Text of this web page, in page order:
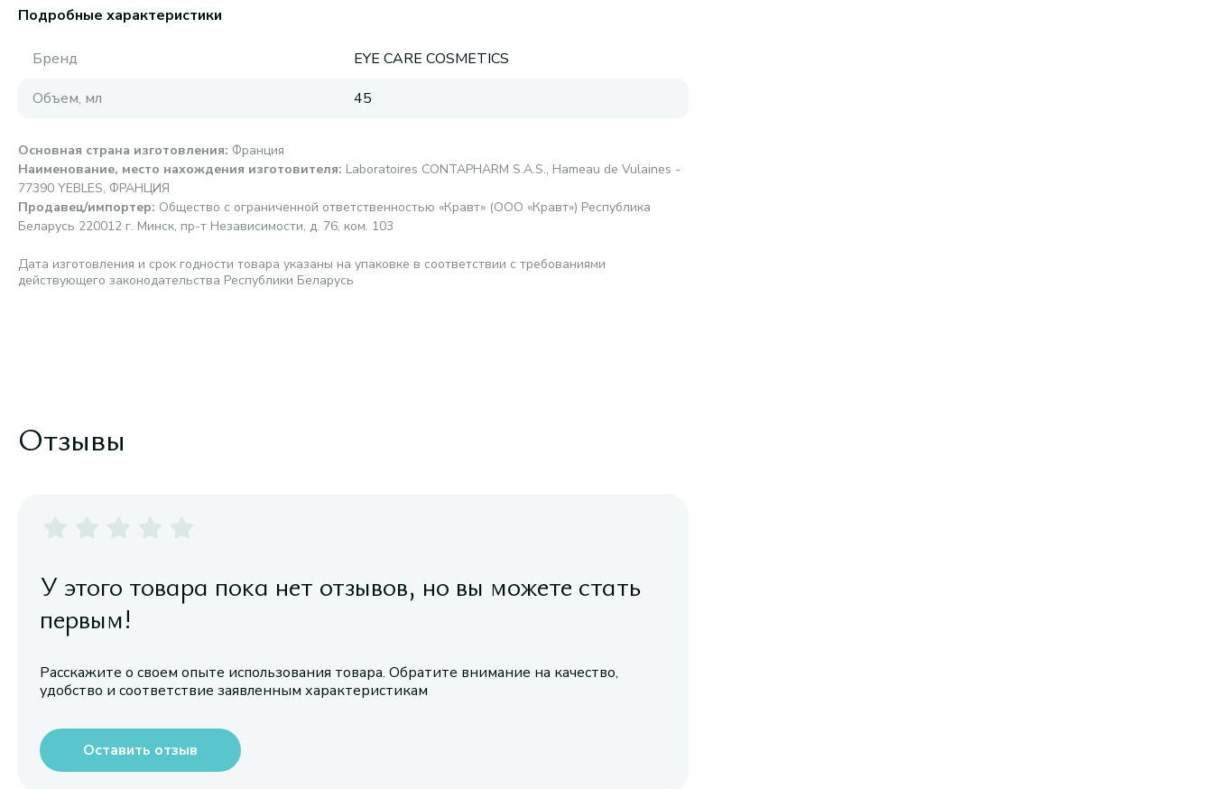
Подробные характеристики
Бренд
EYE CARE COSMETICS
Объем, мл
45
Основная страна изготовления: Франция
Наименование, место нахождения изготовителя: Laboratoires CONTAPHARM S.A.S., Hameau de Vulaines -
77390 YEBLES, ФРАНЦИЯ
Продавец/импортер: Общество с ограниченной ответственностью «Кравт» (ООО «Кравт») Республика
Беларусь 220012 г. Минск, пр-т Независимости, д. 76, ком. 103
Дата изготовления и срок годности товара указаны на упаковке в соответствии с требованиями
действующего законодательства Республики Беларусь
Отзывы
У этого товара пока нет отзывов, но вы можете стать
первым!
Расскажите о своем опыте использования товара. Обратите внимание на качество,
удобство и соответствие заявленным характеристикам
Оставить отзыв